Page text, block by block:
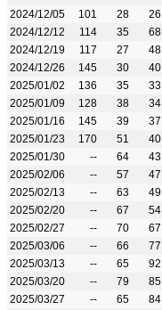
2024/12/05
101 28 26
2024/12/12
114 35 68
2024/12/19
117 27 48
2024/12/26
145 30 40
2025/01/02
136 35 33
2025/01/09
128 38 34
2025/01/16
145 39 37
2025/01/23
170 51 40
2025/01/30
-- 64 43
2025/02/06
-- 57 47
2025/02/13
-- 63 49
2025/02/20
-- 67 54
2025/02/27
-- 70 67
2025/03/06
-- 66 77
2025/03/13
-- 65 92
2025/03/20
-- 79 85
2025/03/27
-- 65 84